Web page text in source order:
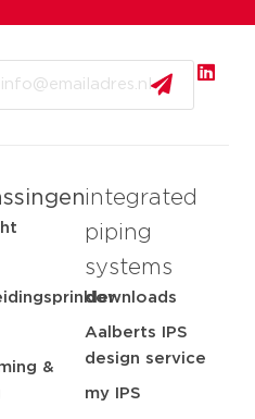
&
integrated
piping
systems
downloads
Aalberts IPS
design service
my IPS